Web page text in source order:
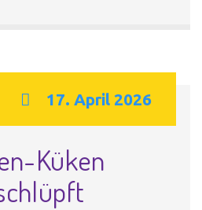
17. April 2026
Küken